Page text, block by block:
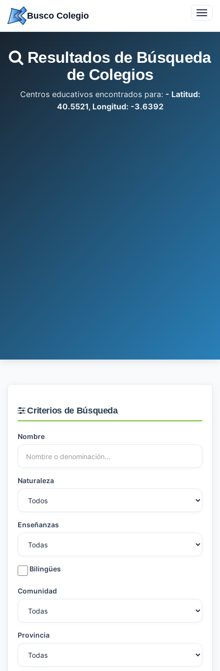
contenido
Busco Colegio
Resultados de Búsqueda
de Colegios
Centros educativos encontrados para: - Latitud:
40.5521, Longitud: -3.6392
Criterios de Búsqueda
Nombre
Naturaleza
Enseñanzas
Bilingües
Comunidad
Provincia